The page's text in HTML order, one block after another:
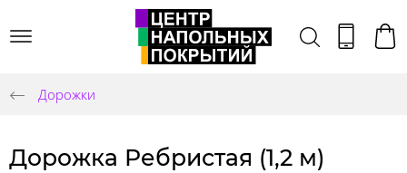
Дорожки
Дорожка Ребристая (1,2 м)